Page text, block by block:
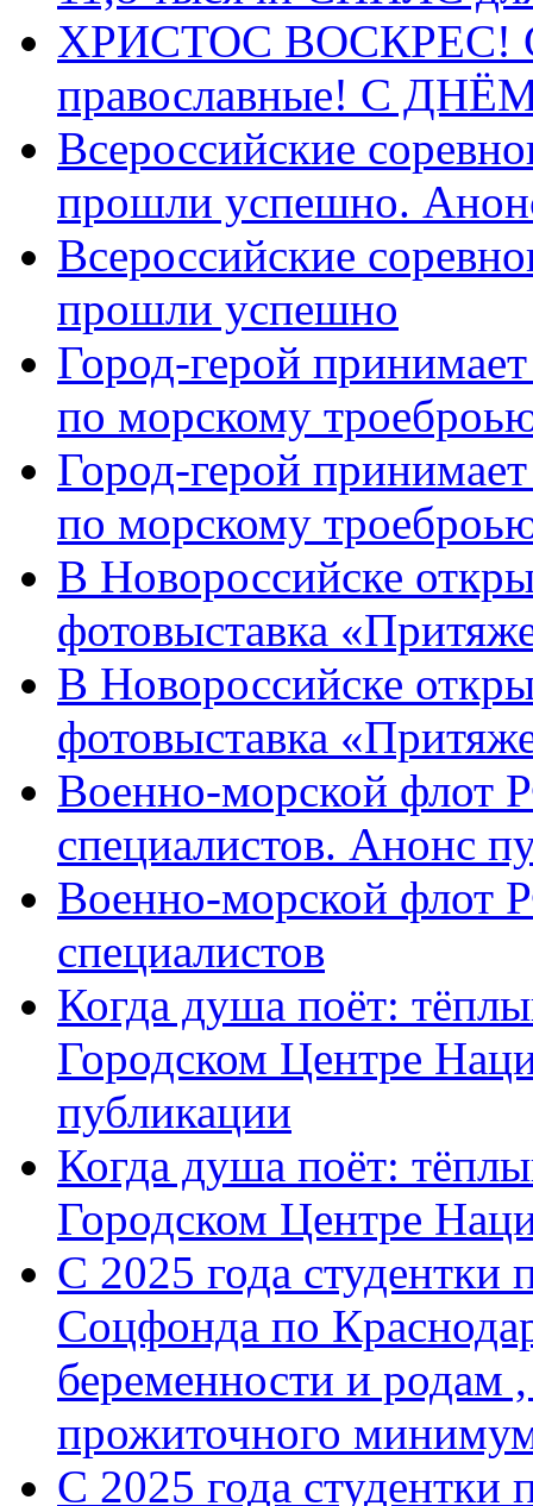
ХРИСТОС ВОСКРЕС! С
православные! C
Всероссийские
прошли успешно.
Всероссийские
прошли успешно
Город-герой
по морскому
Город-герой
по морскому
В Новороссийске
фотовыставка
В Новороссийске
фотовыставка
Военно-морской флот
специалистов. Анонс
Военно-морской флот
специалистов
Когда душа поёт:
Городском Центре
публикации
Когда душа поёт:
Городском Центре
С 2025 года студентки
Соцфонда по
беременности и родам
прожиточного
С 2025 года студентки